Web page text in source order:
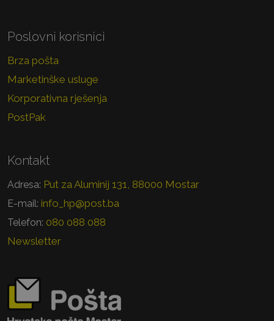
Poslovni korisnici
Brza pošta
Marketinške usluge
Korporativna rješenja
PostPak
Kontakt
Adresa: Put za Aluminij 131, 88000 Mostar
E-mail: info_hp@post.ba
Telefon: 080 088 088
Newsletter